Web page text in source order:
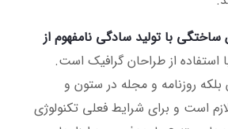
ساختگی با تولید سادگی نامفهوم از
استفاده از طراحان گرافیک است.
روزنامه و مجله در ستون و
است و برای شرایط فعلی تکنولوژی